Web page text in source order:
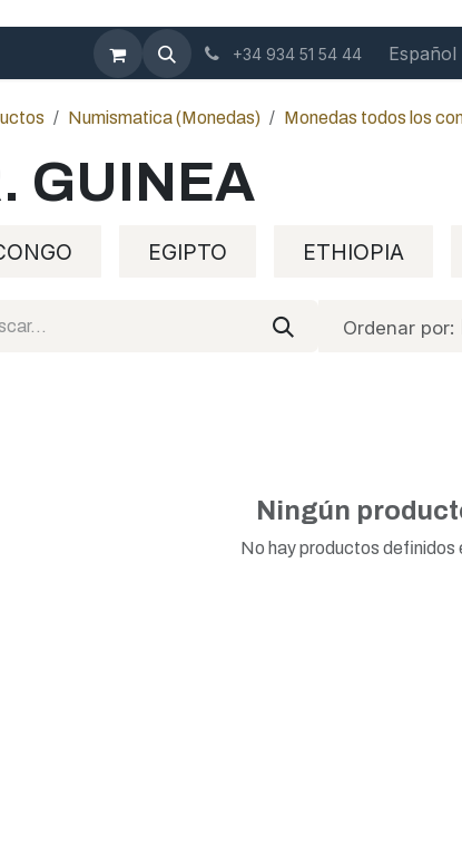
Contáctenos Blog
+34 934 51 54 44 Español
Numismatica (Monedas) Monedas todos los
GUINEA
EGIPTO ETHIOPIA
Ordenar por:
Ningún
No hay productos